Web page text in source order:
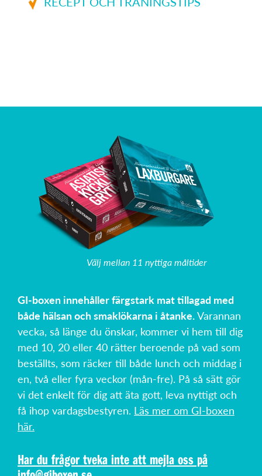
Välj mellan 11 nyttiga måltider
GI-boxen innehåller färgstark mat tillagad med
både hälsan och smaklökarna i åtanke.Varannan
vecka, så länge du önskar, kommer vi hem till dig
med 10, 20 eller 40 rätter beroende på vad som
beställts, som räcker till både lunch och middag i
en, två eller fyra veckor (mån-fre). På så sätt gör
vi det enkelt för dig att äta gott, leva nyttigt och
få ihop vardagsbestyren. Läs mer om GI-boxen
här.
Har du frågor tveka inte att mejla oss på